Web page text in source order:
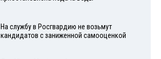
На службу в Росгвардию не возьмут
кандидатов с заниженной самооценкой